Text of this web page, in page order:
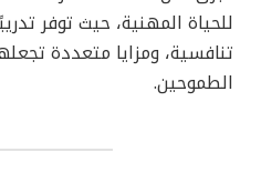
للحياة المهنية، حيث توفر
تنافسية، ومزايا متعددة
الطموحين.